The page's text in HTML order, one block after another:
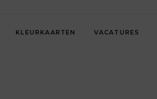
KLEURKAARTEN VACATURES